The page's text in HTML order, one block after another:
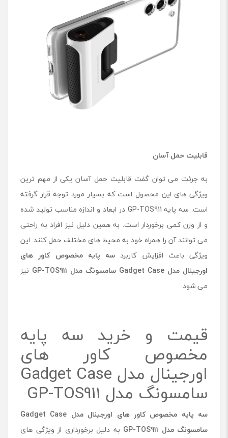
قابلیت حمل آسان
به جرئت می توان گفت قابلیت حمل آسان یکی از مهم ترین
ویژگی های این محصول است که بسیار مورد توجه قرار گرفته
است. سه پایه GP-TOS911 در ابعاد و اندازه مناسب تولید شده
و از وزن کمی برخوردار است. به همین دلیل نیز افراد به راحتی
می توانند آن را همراه خود به محیط های مختلف حمل کنند. این
ویژگی باعث افزایش کاربرد سه پایه مخصوص کاور های
اورجینال مدل Gadget Case سامسونگ مدل GP-TOS911 نیز
می شود.
قیمت و خرید سه پایه
مخصوص کاور های
اورجینال مدل Gadget Case
سامسونگ مدل GP-TOS911
سه پایه مخصوص کاور های اورجینال مدل Gadget Case
سامسونگ مدل GP-TOS911 به دلیل برخورداری از ویژگی های